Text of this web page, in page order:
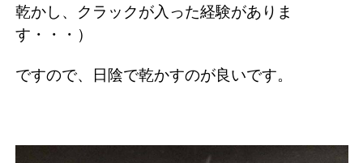
乾かし、クラックが入った経験がありま
す・・・）
ですので、日陰で乾かすのが良いです。